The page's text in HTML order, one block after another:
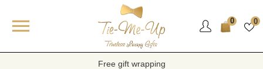
 0 0
Free gift wrapping